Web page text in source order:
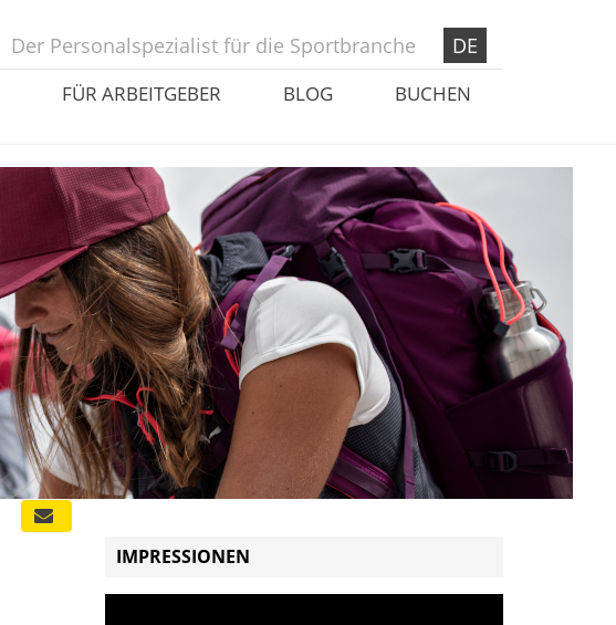
Der Personalspezialist für die Sportbranche DE
FÜR ARBEITGEBER BLOG BUCHEN
IMPRESSIONEN